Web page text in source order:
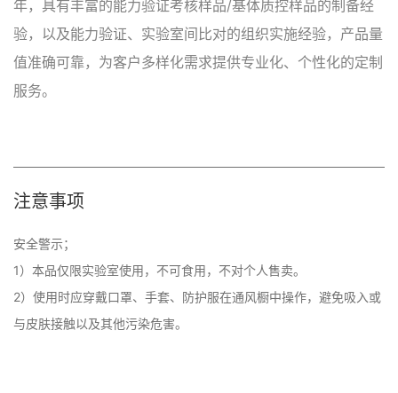
年，具有丰富的能力验证考核样品/基体质控样品的制备经
验，以及能力验证、实验室间比对的组织实施经验，产品量
值准确可靠，为客户多样化需求提供专业化、个性化的定制
服务。
注意事项
安全警示；
1）本品仅限实验室使用，不可食用，不对个人售卖。
2）使用时应穿戴口罩、手套、防护服在通风橱中操作，避免吸入或
与皮肤接触以及其他污染危害。